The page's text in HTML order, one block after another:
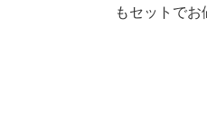
もセットでお